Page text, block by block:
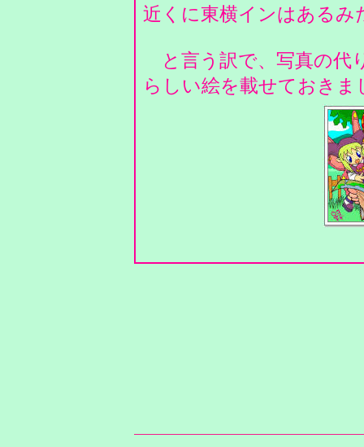
近くに東横インはある
と言う訳で、写真の代
らしい絵を載せておきま